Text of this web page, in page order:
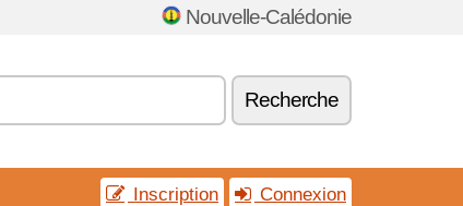
Nouvelle-Calédonie
Recherche
Inscription Connexion